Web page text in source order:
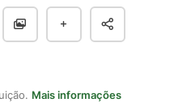
Mais informações